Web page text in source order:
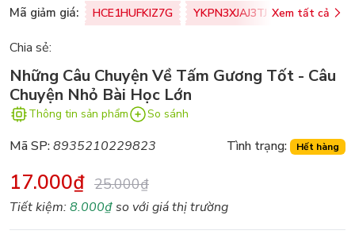
Mã giảm giá: HCE1HUFKIZ7G YKPN3XJAJ3TJ Xem tất cả
Chia sẻ:
Những Câu Chuyện Về Tấm Gương Tốt - Câu
Chuyện Nhỏ Bài Học Lớn
Thông tin sản phẩm So sánh
Mã SP:8935210229823 Tình trạng: Hết hàng
17.000₫ 25.000₫
Tiết kiệm:8.000₫so với giá thị trường